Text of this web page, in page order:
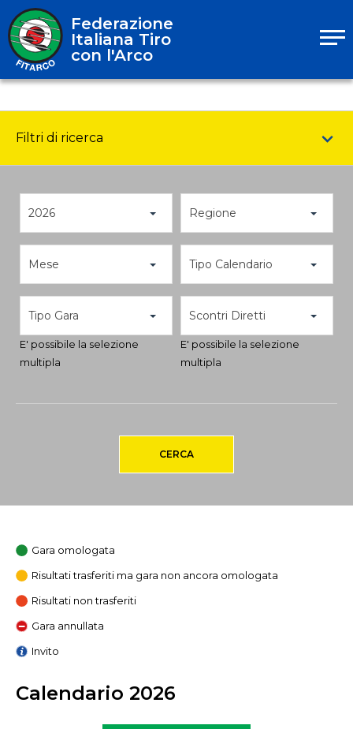
Federazione
Italiana Tiro
con l'Arco
Filtri di ricerca
2026 Regione
Mese Tipo Calendario
Tipo Gara
E' possibile la selezione
multipla
Scontri Diretti
E' possibile la selezione
multipla
CERCA
Gara omologata
Risultati trasferiti ma gara non ancora omologata
Risultati non trasferiti
Gara annullata
Invito
Calendario 2026